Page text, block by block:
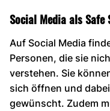
Social Media als Safe
Auf Social Media
Personen, die sie
verstehen. Sie
sich öffnen und
gewünscht. Zudem